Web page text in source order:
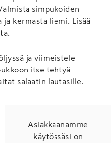
simpukoiden
kermasta liemi. Lisää
ja viimeistele
itse tehtyä
salaatin lautasille.
Asiakkaanamme
käytössäsi on